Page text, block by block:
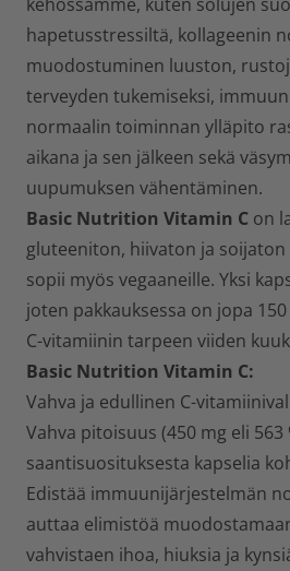
hapetusstressiltä, kollageenin
muodostuminen luuston,
terveyden tukemiseksi,
normaalin toiminnan ylläpito
aikana ja sen jälkeen sekä
uupumuksen vähentäminen.
Basic Nutrition Vitamin C on
gluteeniton, hiivaton ja soijaton
sopii myös vegaaneille. Yksi
joten pakkauksessa on jopa
C-vitamiinin tarpeen viiden
Basic Nutrition Vitamin C:
Vahva ja edullinen C-
Vahva pitoisuus (450 mg eli
saantisuosituksesta kapselia
Edistää immuunijärjestelmän
auttaa elimistöä
vahvistaen ihoa, hiuksia ja